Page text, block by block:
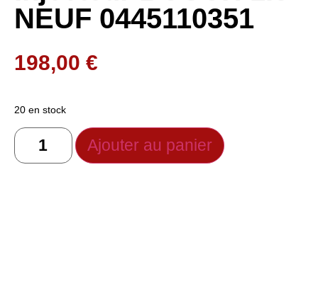
NEUF 0445110351
198,00 €
20 en stock
Ajouter au panier